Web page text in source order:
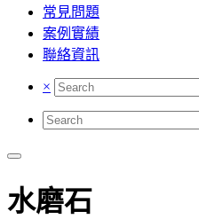
常見問題
案例實績
聯絡資訊
×
水磨石